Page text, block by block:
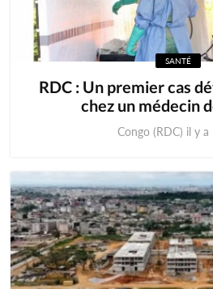
SANTÉ
RDC : Un premier cas
chez un médecin
Congo (RDC) il y a